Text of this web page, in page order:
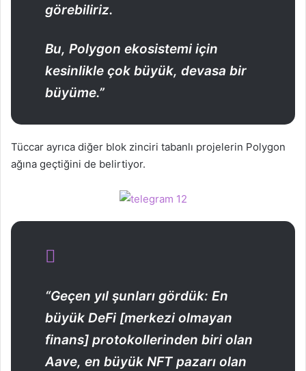
görebiliriz.
Bu, Polygon ekosistemi için
kesinlikle çok büyük, devasa bir
büyüme.”
Tüccar ayrıca diğer blok zinciri tabanlı projelerin Polygon
ağına geçtiğini de belirtiyor.
“Geçen yıl şunları gördük: En
büyük DeFi [merkezi olmayan
finans] protokollerinden biri olan
Aave, en büyük NFT pazarı olan